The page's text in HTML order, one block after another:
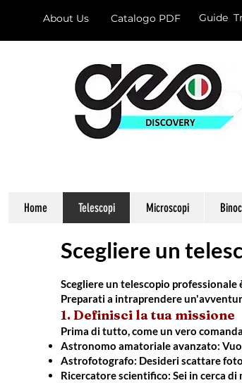
About Us Catalogo PDF Guide
Home Telescopi Microscopi
Scegliere un
Scegliere un telescopio
Preparati a intraprendere
1. Definisci la tua missione
Prima di tutto, come un vero
Astronomo amatoriale avanzato:
Astrofotografo: Desideri scattare
Ricercatore scientifico: Sei in cerca